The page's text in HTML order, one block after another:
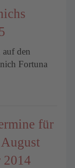
den
Fortuna
für
2014